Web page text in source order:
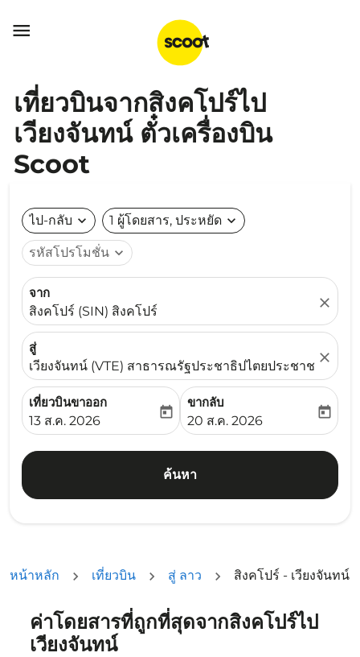

เที่ยวบินจากสิงคโปร์ไป
เวียงจันทน์ ตั๋วเครื่องบิน
Scoot
ไป-กลับ expand_more 1 ผู้โดยสาร, ประหยัด expand_more
รหัสโปรโมชั่น expand_more
จาก
สิงคโปร์ (SIN) สิงคโปร์
close
สู่
เวียงจันทน์ (VTE) สาธารณรัฐประชาธิปไตยประชาชนลาว
close
เที่ยวบินขาออก
fc-booking-departure-date-aria-label
13 ส.ค. 2026
today
ขากลับ
fc-booking-return-date-
20 ส.ค. 2026
today
ค้นหา
หน้าหลัก เที่ยวบิน สู่ ลาว สิงคโปร์ - เวียงจันทน์
ค่าโดยสารที่ถูกที่สุดจากสิงคโปร์ไป
เวียงจันทน์
ลองอัปเดตเส้นทางของคุณ (ต้นทางและ/หรือปลายทาง) หรื